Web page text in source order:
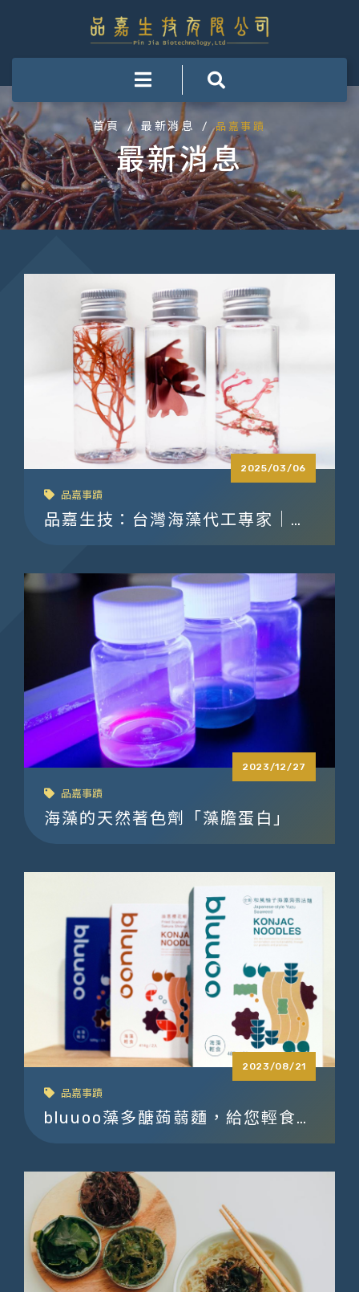
首頁 / 最新消息 / 品嘉事蹟
最新消息
2025/03/06
品嘉事蹟
品嘉生技：台灣海藻代工專家｜海
藻萃取、海藻多醣體、天然色素供
2023/12/27
品嘉事蹟
海藻的天然著色劑「藻膽蛋白」
2023/08/21
品嘉事蹟
bluuoo藻多醣蒟蒻麵，給您輕食新